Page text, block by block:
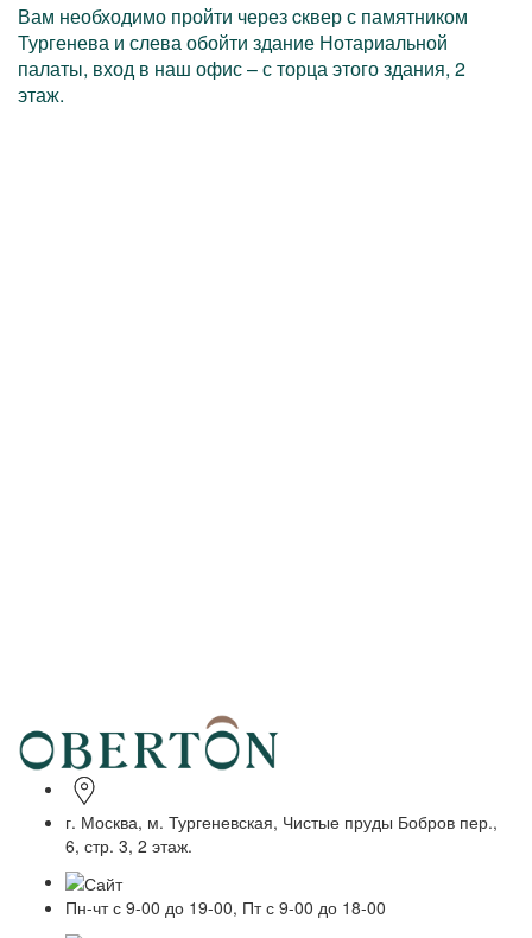
Вам необходимо пройти через cквер с памятником
Тургенева и слева обойти здание Нотариальной
палаты, вход в наш офис – с торца этого здания, 2
этаж.
г. Москва, м. Тургеневская, Чистые пруды Бобров пер.,
6, стр. 3, 2 этаж.
Пн-чт с 9-00 до 19-00, Пт с 9-00 до 18-00